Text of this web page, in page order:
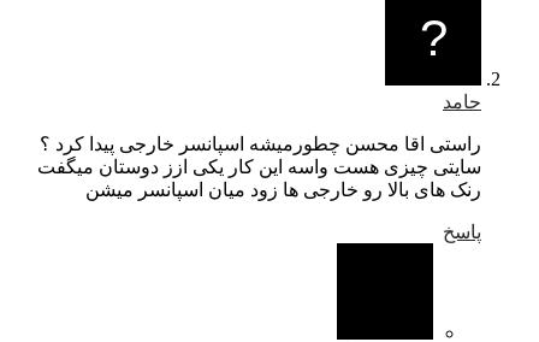
راستی اقا محسن چطورمیشه اسپانسر خارجی پیدا کرد ؟
سایتی چیزی هست واسه این کار یکی ازز دوستان میگفت
رنک های بالا رو خارجی ها زود میان اسپانسر میشن